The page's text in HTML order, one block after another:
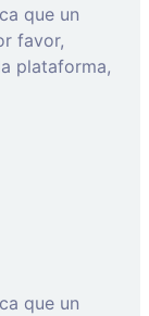
que un
favor,
plataforma,
que un